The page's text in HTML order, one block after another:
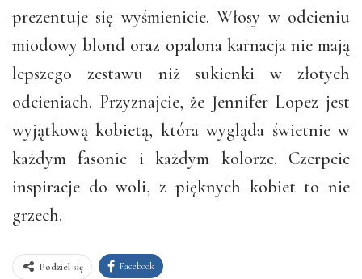
prezentuje się wyśmienicie. Włosy w odcieniu
miodowy blond oraz opalona karnacja nie mają
lepszego zestawu niż sukienki w złotych
odcieniach. Przyznajcie, że Jennifer Lopez jest
wyjątkową kobietą, która wygląda świetnie w
każdym fasonie i każdym kolorze. Czerpcie
inspiracje do woli, z pięknych kobiet to nie
grzech.
Podziel się Facebook